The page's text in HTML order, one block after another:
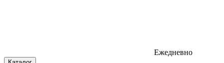
Ежедневно